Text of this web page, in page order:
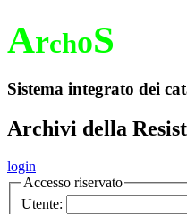
ArchoS
Sistema integrato dei
Archivi della
login
Accesso riservato
Utente: